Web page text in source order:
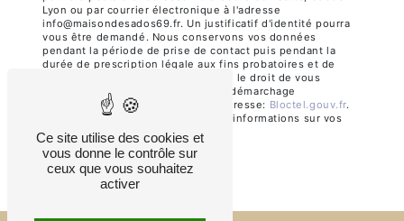
Lyon ou par courrier électronique à l'adresse
info@maisondesados69.fr. Un justificatif d'identité pourra
vous être demandé. Nous conservons vos données
pendant la période de prise de contact puis pendant la
durée de prescription légale aux fins probatoires et de
gestion des contentieux. Vous avez le droit de vous
inscrire sur la liste d'opposition au démarchage
téléphonique, disponible à cette adresse:
Bloctel.gouv.fr.
Consultez le site cnil.fr pour plus d’informations sur vos
droits.
Ce site utilise des cookies et
vous donne le contrôle sur
ceux que vous souhaitez
activer